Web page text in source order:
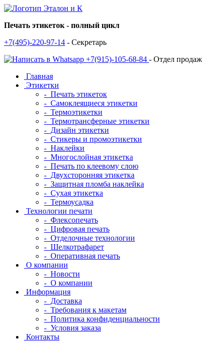
Печать этикеток - полный цикл
+7(495)-220-97-14 - Секретарь
+7(915)-105-68-84 - Отдел продаж
Главная
Этикетки
- Печать этикеток
- Самоклеящиеся этикетки
- Термоэтикетки
- Термотрансферные этикетки
- Дизайн этикетки
- Стикеры и промоэтикетки
- Наклейки
- Многослойная этикетка
- Печать по клеевому слою
- Двухсторонняя этикетка
- Защитная пломба наклейка
- Сухая этикетка
- Термоусадка
Технологии печати
- Флексопечать
- Цифровая печать
- Отделочные технологии
- Шелкотрафарет
- Оперативная печать
О компании
- Новости
- О компании
Информация
- Доставка
- Требования к макетам
- Политика конфиденциальности
- Условия заказа
Контакты